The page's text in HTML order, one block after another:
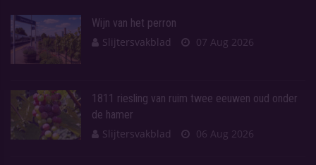
Wijn van het perron
Slijtersvakblad
07 Aug 2026
1811 riesling van ruim twee eeuwen oud onder
de hamer
Slijtersvakblad
06 Aug 2026